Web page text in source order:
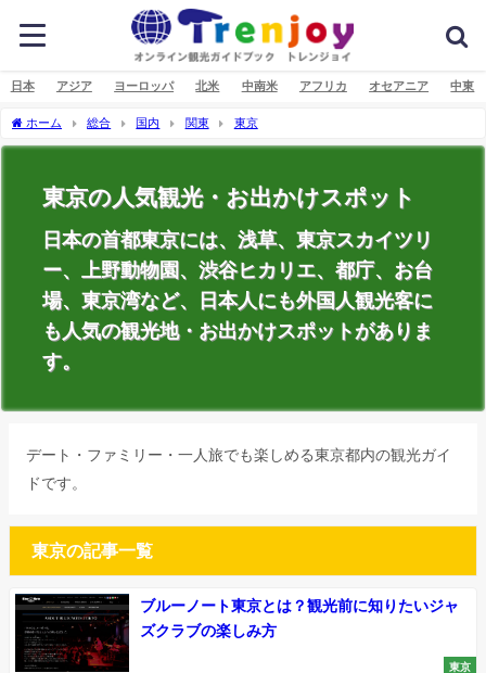
日本 アジア ヨーロッパ 北米 中南米 アフリカ オセアニア 中東
ホーム 総合 国内 関東 東京
東京の人気観光・お出かけスポット
日本の首都東京には、浅草、東京スカイツリ
ー、上野動物園、渋谷ヒカリエ、都庁、お台
場、東京湾など、日本人にも外国人観光客に
も人気の観光地・お出かけスポットがありま
す。
デート・ファミリー・一人旅でも楽しめる東京都内の観光ガイ
ドです。
東京の記事一覧
東京
ブルーノート東京とは？観光前に知りたいジャ
ズクラブの楽しみ方